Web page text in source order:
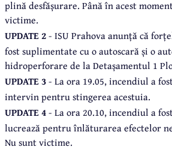
plină desfășurare. Până în acest
victime.
UPDATE 2- ISU Prahova anunță că
fost suplimentate cu o autoscară și o
hidroperforare de la Detașamentul 1
UPDATE 3- La ora 19.05, incendiul a
intervin pentru stingerea acestuia.
UPDATE 4- La ora 20.10, incendiul a
lucrează pentru înlăturarea efectelor
Nu sunt victime.